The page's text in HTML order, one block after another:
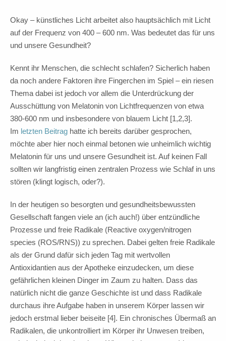
Okay – künstliches Licht arbeitet also hauptsächlich mit Licht
auf der Frequenz von 400 – 600 nm. Was bedeutet das für uns
und unsere Gesundheit?
Kennt ihr Menschen, die schlecht schlafen? Sicherlich haben
da noch andere Faktoren ihre Fingerchen im Spiel – ein riesen
Thema dabei ist jedoch vor allem die Unterdrückung der
Ausschüttung von Melatonin von Lichtfrequenzen von etwa
380-600 nm und insbesondere von blauem Licht [1,2,3].
Im letzten Beitrag hatte ich bereits darüber gesprochen,
möchte aber hier noch einmal betonen wie unheimlich wichtig
Melatonin für uns und unsere Gesundheit ist. Auf keinen Fall
sollten wir langfristig einen zentralen Prozess wie Schlaf in uns
stören (klingt logisch, oder?).
In der heutigen so besorgten und gesundheitsbewussten
Gesellschaft fangen viele an (ich auch!) über entzündliche
Prozesse und freie Radikale (Reactive oxygen/nitrogen
species (ROS/RNS)) zu sprechen. Dabei gelten freie Radikale
als der Grund dafür sich jeden Tag mit wertvollen
Antioxidantien aus der Apotheke einzudecken, um diese
gefährlichen kleinen Dinger im Zaum zu halten. Dass das
natürlich nicht die ganze Geschichte ist und dass Radikale
durchaus ihre Aufgabe haben in unserem Körper lassen wir
jedoch erstmal lieber beiseite [4]. Ein chronisches Übermaß an
Radikalen, die unkontrolliert im Körper ihr Unwesen treiben,